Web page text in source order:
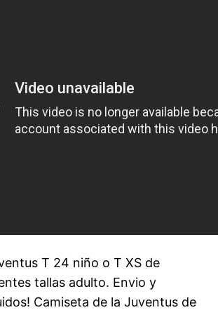
T 24 niño o T XS de
tallas adulto. Envio y
Camiseta de la Juventus de